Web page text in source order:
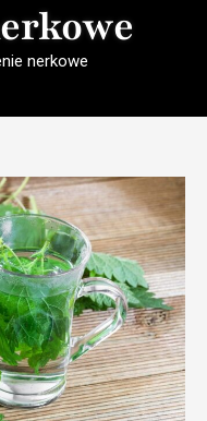
nerkowe